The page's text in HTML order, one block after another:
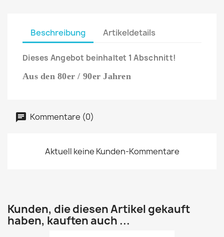
Beschreibung Artikeldetails
Dieses Angebot beinhaltet 1 Abschnitt!
Aus den 80er / 90er Jahren
Kommentare (0)
Aktuell keine Kunden-Kommentare
Kunden, die diesen Artikel gekauft
haben, kauften auch ...